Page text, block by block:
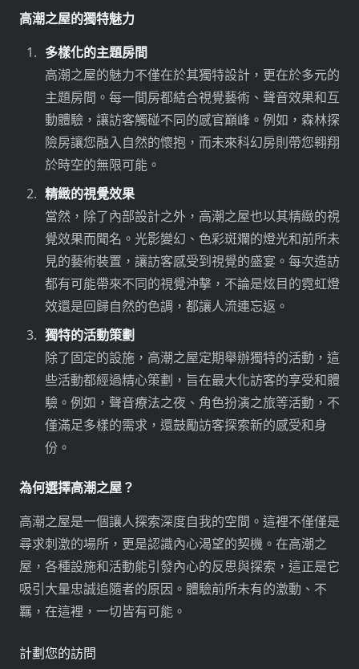
高潮之屋的獨特魅力
多樣化的主題房間
高潮之屋的魅力不僅在於其獨特設計，更在於多元的
主題房間。每一間房都結合視覺藝術、聲音效果和互
動體驗，讓訪客觸碰不同的感官巔峰。例如，森林探
險房讓您融入自然的懷抱，而未來科幻房則帶您翱翔
於時空的無限可能。
精緻的視覺效果
當然，除了內部設計之外，高潮之屋也以其精緻的視
覺效果而聞名。光影變幻、色彩斑斕的燈光和前所未
見的藝術裝置，讓訪客感受到視覺的盛宴。每次造訪
都有可能帶來不同的視覺沖擊，不論是炫目的霓虹燈
效還是回歸自然的色調，都讓人流連忘返。
獨特的活動策劃
除了固定的設施，高潮之屋定期舉辦獨特的活動，這
些活動都經過精心策劃，旨在最大化訪客的享受和體
驗。例如，聲音療法之夜、角色扮演之旅等活動，不
僅滿足多樣的需求，還鼓勵訪客探索新的感受和身
份。
為何選擇高潮之屋？
高潮之屋是一個讓人探索深度自我的空間。這裡不僅僅是
尋求刺激的場所，更是認識內心渴望的契機。在高潮之
屋，各種設施和活動能引發內心的反思與探索，這正是它
吸引大量忠誠追隨者的原因。體驗前所未有的激動、不
羈，在這裡，一切皆有可能。
計劃您的訪問